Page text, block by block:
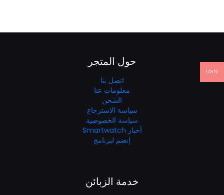
حول المتجر
اتصل بنا
معلومات عنا
الشحن
سياسة الاسترجاع
سياسة الخصوصية
أخبار Smartwatch
إنضم لبرنامج
خدمة الزبائن
USD